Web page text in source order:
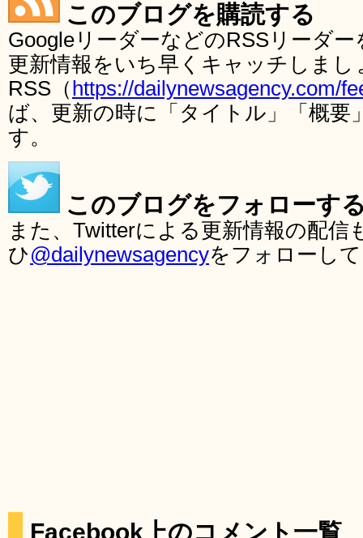
このブログを購読する
GoogleリーダーなどのRSSリーダ
更新情報をいち早くキャッチしま
RSS（ https://dailynewsagency.com/
ば、更新の時に「タイトル」「概要
す。
このブログをフォローす
また、Twitterによる更新情報の配
ひ@dailynewsagencyをフォローし
Facebook上のコメント一覧